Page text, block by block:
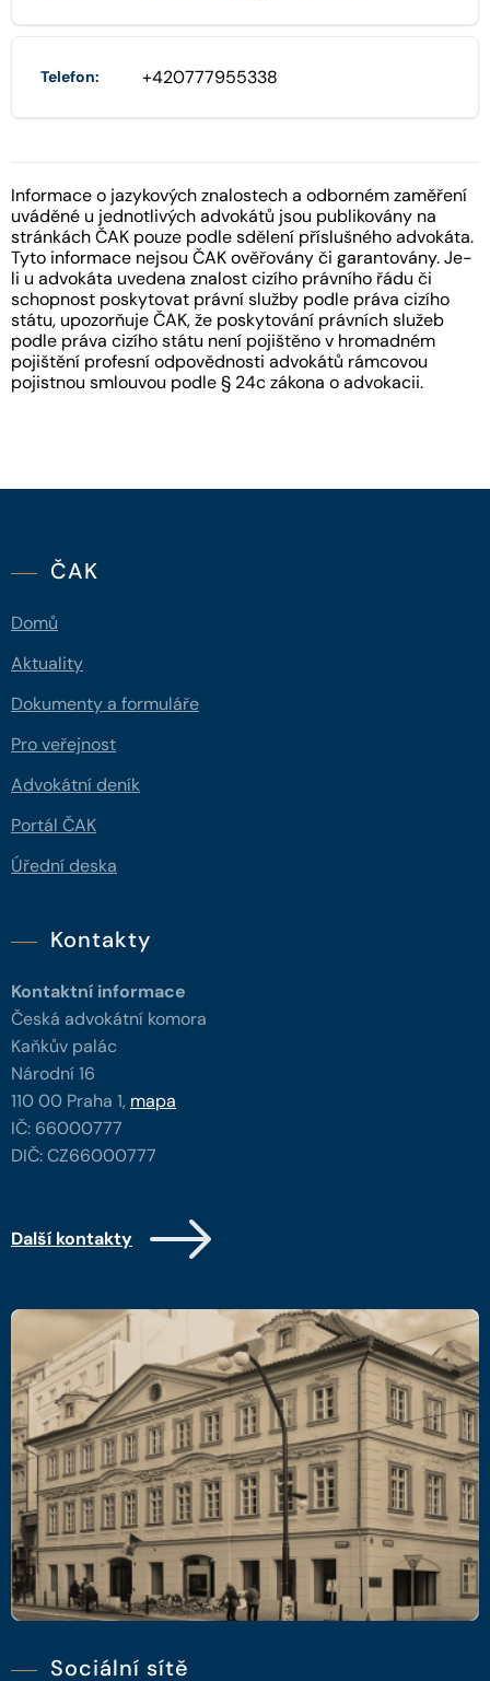
Telefon: +420777955338
Informace o jazykových znalostech a odborném zaměření
uváděné u jednotlivých advokátů jsou publikovány na
stránkách ČAK pouze podle sdělení příslušného advokáta.
Tyto informace nejsou ČAK ověřovány či garantovány. Je-
li u advokáta uvedena znalost cizího právního řádu či
schopnost poskytovat právní služby podle práva cizího
státu, upozorňuje ČAK, že poskytování právních služeb
podle práva cizího státu není pojištěno v hromadném
pojištění profesní odpovědnosti advokátů rámcovou
pojistnou smlouvou podle § 24c zákona o advokacii.
ČAK
Domů
Aktuality
Dokumenty a formuláře
Pro veřejnost
Advokátní deník
Portál ČAK
Úřední deska
Kontakty
Kontaktní informace
Česká advokátní komora
Kaňkův palác
Národní 16
110 00 Praha 1, mapa
IČ: 66000777
DIČ: CZ66000777
Další kontakty
Sociální sítě